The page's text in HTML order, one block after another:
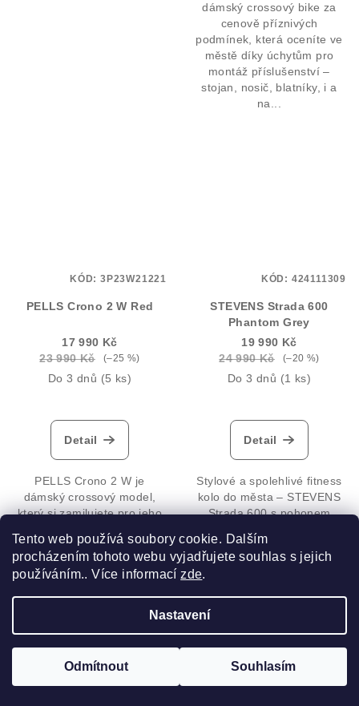
Tento web používá soubory cookie. Dalším
procházením tohoto webu vyjadřujete souhlas s jejich
používáním.. Více informacízde.
Nastavení
Odmítnout Souhlasím
dámský crossový bike za
cenově příznivých
podmínek, která oceníte ve
městě díky úchytům pro
montáž příslušenství –
stojan, nosič, blatníky, i a
na...
PELLS Crono 2 W Red
17 990 Kč
23 990 Kč
(–25 %)
Do 3 dnů (5 ks)
Detail
PELLS Crono 2 W je
dámský crossový model,
který si zamilujete pro jeho
oceníte úchyty pro montáž
příslušenství – stojan, nosič,
blatníky a na...
KÓD: 3P23W21221
STEVENS Strada 600
Phantom Grey
19 990 Kč
24 990 Kč
(–20 %)
Do 3 dnů (1 ks)
Detail
Stylové a spolehlivé fitness
kolo do města – STEVENS
Strada 600 s pohonem
hydraulickými brzdami
Tektro a lehkou hliníkovou
vidlicí je ideální volbou pro...
KÓD: 424111309